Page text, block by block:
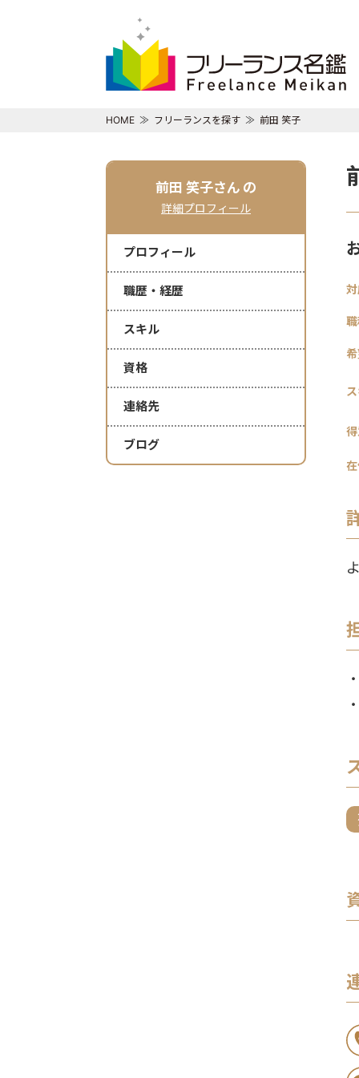
HOME フリーランスを探す 前田 笑子
前田 笑子さん の
詳細プロフィール
プロフィール
職歴・経歴
スキル
資格
連絡先
ブログ